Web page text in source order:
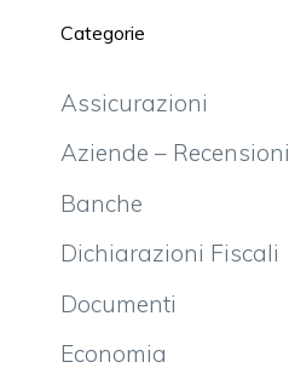
Categorie
Assicurazioni
Aziende – Recensioni
Banche
Dichiarazioni Fiscali
Documenti
Economia